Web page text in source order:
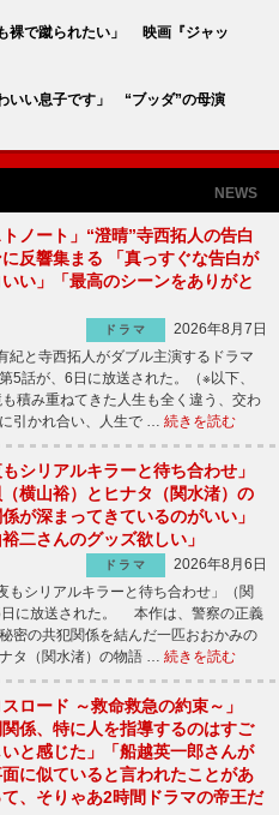
裸で蹴られたい」 映画『ジャッ
いい息子です」 “ブッダ”の母演
NEWS
トノート」“澄晴”寺西拓人の告白
反響集まる 「真っすぐな告白が
い」「最高のシーンをありがと
ドラマ
2026年8月7日
紀と寺西拓人がダブル主演するドラマ
5話が、6日に放送された。（※以下、
積み重ねてきた人生も全く違う、交わ
引かれ合い、人生で … 続きを読む
もシリアルキラーと待ち合わせ」
（横山裕）とヒナタ（関水渚）の
が深まってきているのがいい」
裕二さんのグッズ欲しい」
ドラマ
2026年8月6日
もシリアルキラーと待ち合わせ」（関
に放送された。 本作は、警察の正義
密の共犯関係を結んだ一匹おおかみの
タ（関水渚）の物語 … 続きを読む
スロード ～救命救急の約束～」
関係、特に人を指導するのはすご
いと感じた」「船越英一郎さんが
面に似ていると言われたことがあ
、そりゃあ2時間ドラマの帝王だ